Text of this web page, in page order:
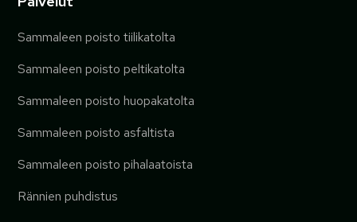
Sammaleen poisto tiilikatolta
Sammaleen poisto peltikatolta
Sammaleen poisto huopakatolta
Sammaleen poisto asfaltista
Sammaleen poisto pihalaatoista
Rännien puhdistus